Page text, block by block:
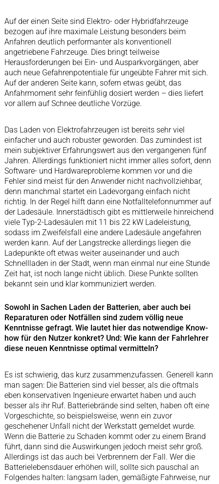
Auf der einen Seite sind Elektro- oder Hybridfahrzeuge
bezogen auf ihre maximale Leistung besonders beim
Anfahren deutlich performanter als konventionell
angetriebene Fahrzeuge. Dies bringt teilweise
Herausforderungen bei Ein- und Ausparkvorgängen, aber
auch neue Gefahrenpotentiale für ungeübte Fahrer mit sich.
Auf der anderen Seite kann, sofern etwas geübt, das
Anfahrmoment sehr feinfühlig dosiert werden – dies liefert
vor allem auf Schnee deutliche Vorzüge.
Das Laden von Elektrofahrzeugen ist bereits sehr viel
einfacher und auch robuster geworden. Das zumindest ist
mein subjektiver Erfahrungswert aus den vergangenen fünf
Jahren. Allerdings funktioniert nicht immer alles sofort, denn
Software- und Hardwareprobleme kommen vor und die
Fehler sind meist für den Anwender nicht nachvollziehbar,
denn manchmal startet ein Ladevorgang einfach nicht
richtig. In der Regel hilft dann eine Notfalltelefonnummer auf
der Ladesäule. Innerstädtisch gibt es mittlerweile hinreichend
viele Typ-2-Ladesäulen mit 11 bis 22 kW Ladeleistung,
sodass im Zweifelsfall eine andere Ladesäule angefahren
werden kann. Auf der Langstrecke allerdings liegen die
Ladepunkte oft etwas weiter auseinander und auch
Schnellladen in der Stadt, wenn man einmal nur eine Stunde
Zeit hat, ist noch lange nicht üblich. Diese Punkte sollten
bekannt sein und klar kommuniziert werden.
Sowohl in Sachen Laden der Batterien, aber auch bei
Reparaturen oder Notfällen sind zudem völlig neue
Kenntnisse gefragt. Wie lautet hier das notwendige Know-
how für den Nutzer konkret? Und: Wie kann der Fahrlehrer
diese neuen Kenntnisse optimal vermitteln?
Es ist schwierig, das kurz zusammenzufassen. Generell kann
man sagen: Die Batterien sind viel besser, als die oftmals
eben konservativen Ingenieure erwartet haben und auch
besser als ihr Ruf. Batteriebrände sind selten, haben oft eine
Vorgeschichte, so beispielsweise, wenn ein zuvor
geschehener Unfall nicht der Werkstatt gemeldet wurde.
Wenn die Batterie zu Schaden kommt oder zu einem Brand
führt, dann sind die Auswirkungen jedoch meist sehr groß.
Allerdings ist das auch bei Verbrennern der Fall. Wer die
Batterielebensdauer erhöhen will, sollte sich pauschal an
Folgendes halten: langsam laden, gemäßigte Fahrweise, nur